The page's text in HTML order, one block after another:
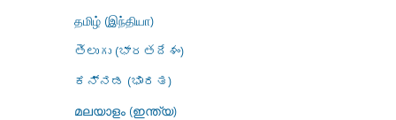
தமிழ் (இந்தியா)
తెలుగు (భారతదేశం)
ಕನ್ನಡ (ಭಾರತ)
മലയാളം (ഇന്ത്യ)